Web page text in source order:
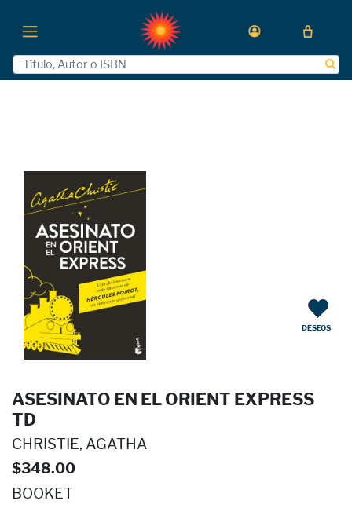
ASESINATO EN EL ORIENT EXPRESS
TD
CHRISTIE, AGATHA
$348.00
BOOKET
DESEOS